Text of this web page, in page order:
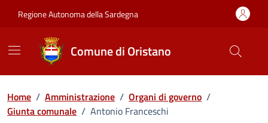
Regione Autonoma della Sardegna
Comune di Oristano
Home / Amministrazione / Organi di governo /
Giunta comunale / Antonio Franceschi